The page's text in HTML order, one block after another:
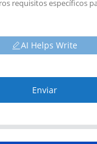
AI Helps Write
Enviar